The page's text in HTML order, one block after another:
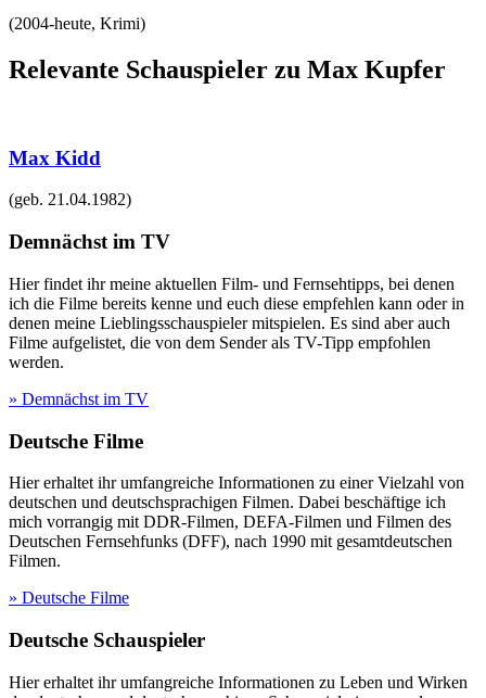
(2004-heute, Krimi)
Relevante Schauspieler zu Max Kupfer
Max Kidd
(geb. 21.04.1982)
Demnächst im TV
Hier findet ihr meine aktuellen Film- und Fernsehtipps, bei denen
ich die Filme bereits kenne und euch diese empfehlen kann oder in
denen meine Lieblingsschauspieler mitspielen. Es sind aber auch
Filme aufgelistet, die von dem Sender als TV-Tipp empfohlen
werden.
» Demnächst im TV
Deutsche Filme
Hier erhaltet ihr umfangreiche Informationen zu einer Vielzahl von
deutschen und deutschsprachigen Filmen. Dabei beschäftige ich
mich vorrangig mit DDR-Filmen, DEFA-Filmen und Filmen des
Deutschen Fernsehfunks (DFF), nach 1990 mit gesamtdeutschen
Filmen.
» Deutsche Filme
Deutsche Schauspieler
Hier erhaltet ihr umfangreiche Informationen zu Leben und Wirken